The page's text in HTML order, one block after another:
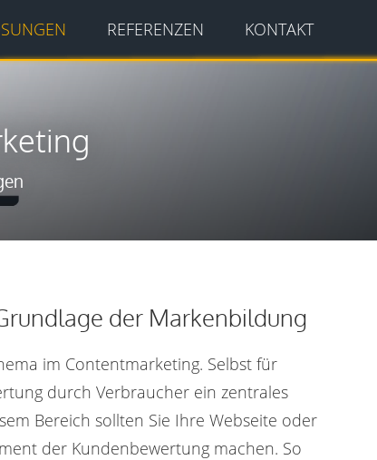
der Markenbildung
im Contentmarketing. Selbst für
durch Verbraucher ein zentrales
Bereich sollten Sie Ihre Webseite oder
der Kundenbewertung machen. So
REFERENZEN KONTAKT